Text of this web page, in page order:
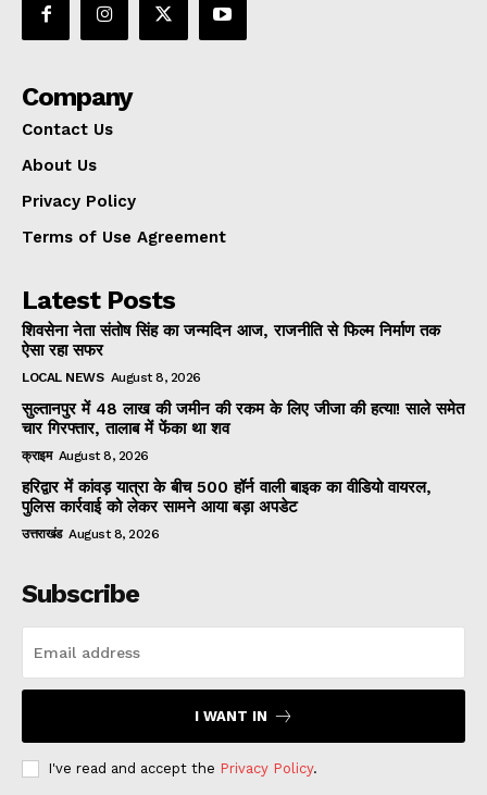
Company
Contact Us
About Us
Privacy Policy
Terms of Use Agreement
Latest Posts
शिवसेना नेता संतोष सिंह का जन्मदिन आज, राजनीति से फिल्म निर्माण तक
ऐसा रहा सफर
LOCAL NEWS August 8, 2026
सुल्तानपुर में 48 लाख की जमीन की रकम के लिए जीजा की हत्या! साले समेत
चार गिरफ्तार, तालाब में फेंका था शव
क्राइम August 8, 2026
हरिद्वार में कांवड़ यात्रा के बीच 500 हॉर्न वाली बाइक का वीडियो वायरल,
पुलिस कार्रवाई को लेकर सामने आया बड़ा अपडेट
उत्तराखंड August 8, 2026
Subscribe
I WANT IN
I've read and accept the Privacy Policy.